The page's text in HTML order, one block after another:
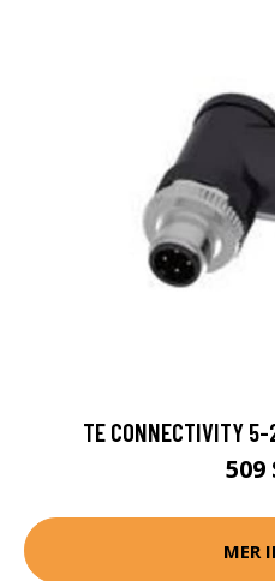
TE CONNECTIVITY
509
MER